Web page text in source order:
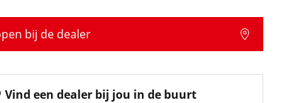
bij de dealer
Vind een dealer bij jou in de buurt